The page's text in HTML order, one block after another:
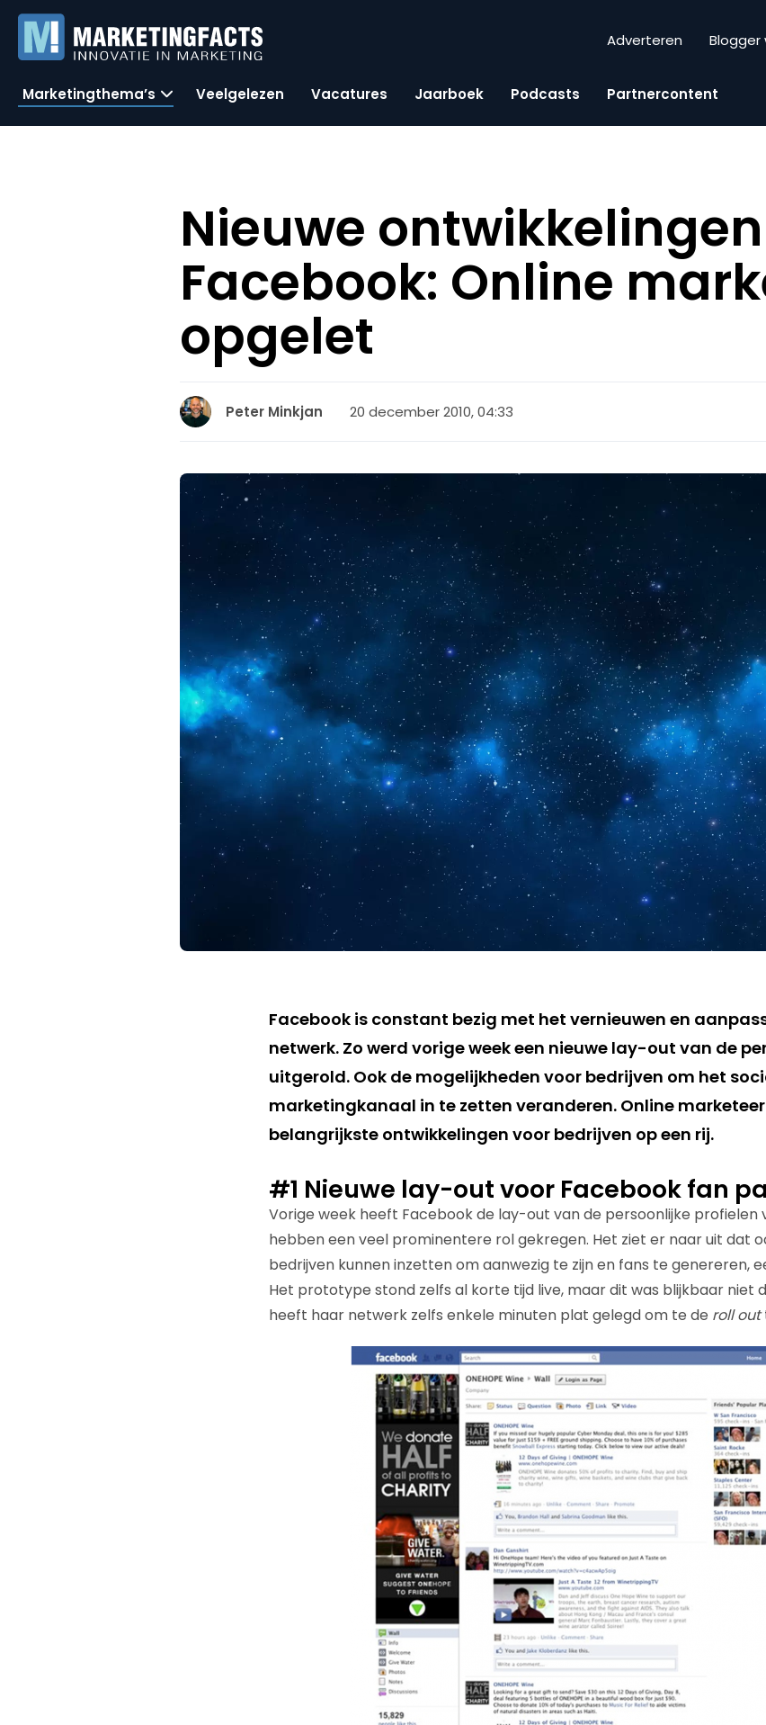
Adverteren Blogger
Marketingthema’s Veelgelezen Vacatures Jaarboek Podcasts Partnercontent
Nieuwe
Facebook: Online
opgelet
Peter Minkjan 20 december 2010, 04:33
Facebook is constant bezig met het vernieuwen en
netwerk. Zo werd vorige week een nieuwe lay-out van de
uitgerold. Ook de mogelijkheden voor bedrijven om het
marketingkanaal in te zetten veranderen. Online
belangrijkste ontwikkelingen voor bedrijven op een rij.
#1 Nieuwe lay-out voor Facebook fan
Vorige week heeft Facebook de lay-out van de persoonlijke profielen
hebben een veel prominentere rol gekregen. Het ziet er naar uit dat
bedrijven kunnen inzetten om aanwezig te zijn en fans te genereren,
Het prototype stond zelfs al korte tijd live, maar dit was blijkbaar niet
heeft haar netwerk zelfs enkele minuten plat gelegd om te de roll out